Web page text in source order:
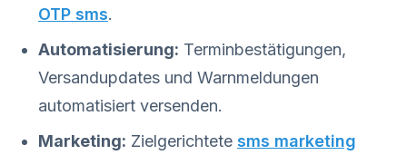
OTP sms.
Automatisierung: Terminbestätigungen,
Versandupdates und Warnmeldungen
automatisiert versenden.
Marketing: Zielgerichtete sms marketing